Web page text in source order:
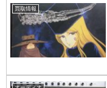
買取情報